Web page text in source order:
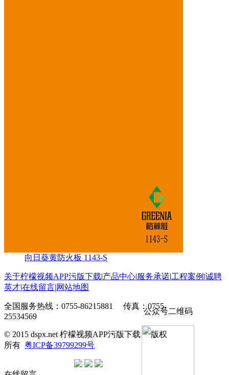
向日葵黄防火板 1143-S
关于柠檬视频APP污版下载|产品中心|服务承诺|工程案例 |诚聘
英才|在线留言|网站地图
公众号二维码
全国服务热线：0755-86215881 传真：0755-
25534569
© 2015 dspx.net 柠檬视频APP污版下载 版权
所有 粤ICP备39799299号